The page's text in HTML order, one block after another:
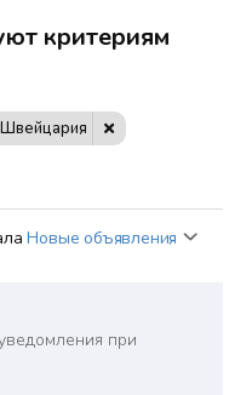
критериям
Новые объявления
при